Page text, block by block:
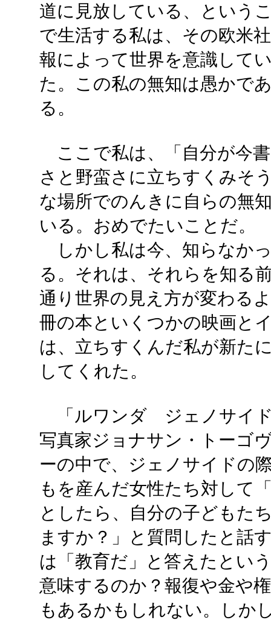
道に見放している、という
で生活する私は、その欧米
報によって世界を意識して
た。この私の無知は愚かで
る。
ここで私は、「自分が今
さと野蛮さに立ちすくみそ
な場所でのんきに自らの無
いる。おめでたいことだ。
しかし私は今、知らなか
る。それは、それらを知る
通り世界の見え方が変わる
冊の本といくつかの映画と
は、立ちすくんだ私が新た
してくれた。
「ルワンダ ジェノサイ
写真家ジョナサン・トーゴ
ーの中で、ジェノサイドの
もを産んだ女性たち対して
としたら、自分の子どもた
ますか？」と質問したと話
は「教育だ」と答えたとい
意味するのか？報復や金や
もあるかもしれない。しか